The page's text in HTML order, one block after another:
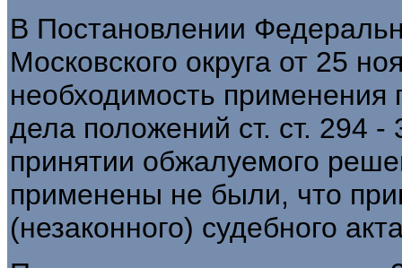
В Постановлении
Московского округа от 25
необходимость применения
дела положений ст. ст. 294
принятии обжалуемого
применены не были, что
(незаконного) судебного